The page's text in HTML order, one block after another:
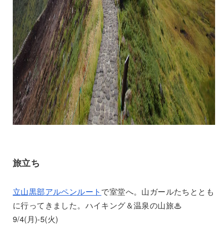
旅立ち
立山黒部アルペンルート で室堂へ。山ガールたちととも
に行ってきました。ハイキング＆温泉の山旅♨
9/4(月)-5(火)